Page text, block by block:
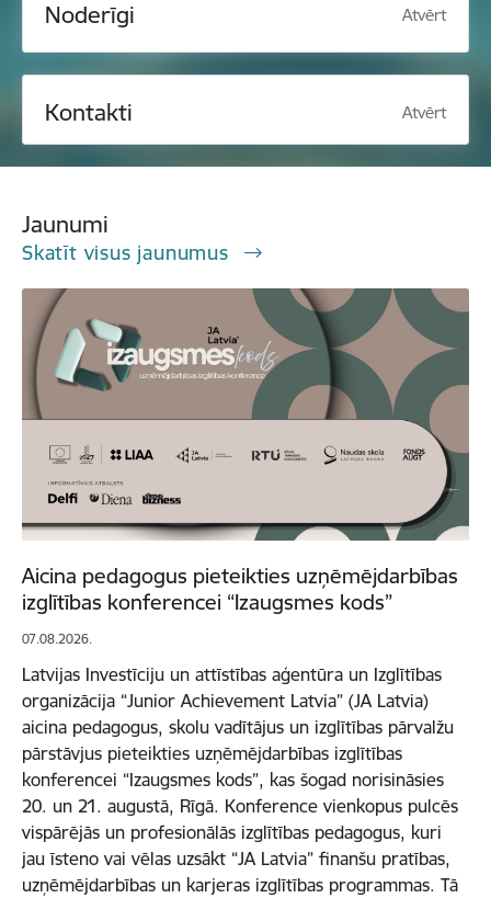
Noderīgi Atvērt
Kontakti Atvērt
Jaunumi
Skatīt visus jaunumus
Aicina pedagogus pieteikties uzņēmējdarbības
izglītības konferencei “Izaugsmes kods”
07.08.2026.
Latvijas Investīciju un attīstības aģentūra un Izglītības
organizācija “Junior Achievement Latvia” (JA Latvia)
aicina pedagogus, skolu vadītājus un izglītības pārvalžu
pārstāvjus pieteikties uzņēmējdarbības izglītības
konferencei “Izaugsmes kods”, kas šogad norisināsies
20. un 21. augustā, Rīgā. Konference vienkopus pulcēs
vispārējās un profesionālās izglītības pedagogus, kuri
jau īsteno vai vēlas uzsākt “JA Latvia” finanšu pratības,
uzņēmējdarbības un karjeras izglītības programmas. Tā